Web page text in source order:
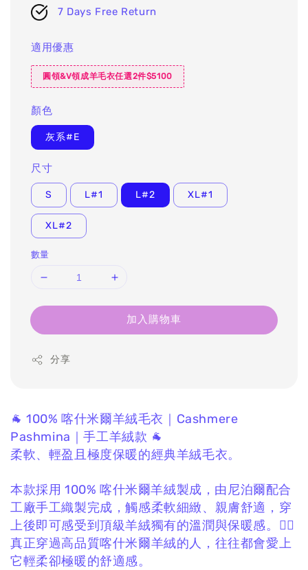
7 Days Free Return
適用優惠
圓領&V領成羊毛衣任選2件$5100
顏色
灰系#E
尺寸
S L#1 L#2 XL#1
XL#2
數量
加入購物車
分享
🐐 100% 喀什米爾羊絨毛衣｜Cashmere
Pashmina｜手工羊絨款 🐐
柔軟、輕盈且極度保暖的經典羊絨毛衣。
本款採用 100% 喀什米爾羊絨製成， 由尼泊爾配合
工廠手工織製完成，觸感柔軟細緻、親膚舒適， 穿
上後即可感受到頂級羊絨獨有的溫潤與保暖感。❤️‍🔥
真正穿過高品質喀什米爾羊絨的人， 往往都會愛上
它輕柔卻極暖的舒適感。